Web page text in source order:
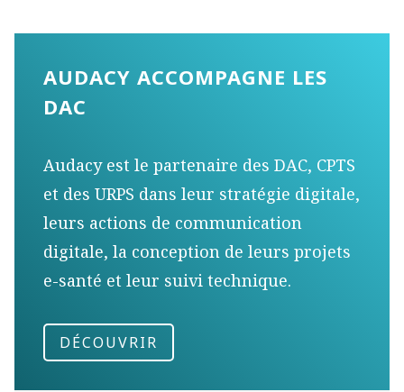
AUDACY ACCOMPAGNE LES
DAC
Audacy est le partenaire des DAC, CPTS
et des URPS dans leur stratégie digitale,
leurs actions de communication
digitale, la conception de leurs projets
e-santé et leur suivi technique.
DÉCOUVRIR